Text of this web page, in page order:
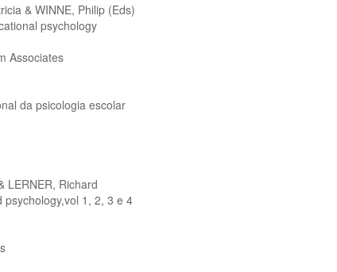
& WINNE, Philip (Eds)
psychology
Associates
da psicologia escolar
LERNER, Richard
psychology,vol 1, 2, 3 e 4